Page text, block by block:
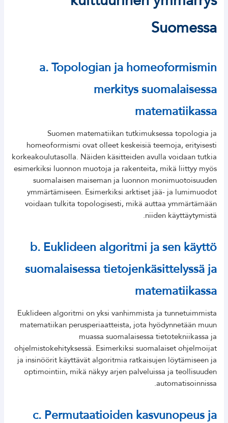
Suomessa
a. Topologian ja homeoformismin
merkitys suomalaisessa
matematiikassa
Suomen matematiikan tutkimuksessa topologia ja
homeoformismi ovat olleet keskeisiä teemoja, erityisesti
korkeakoulutasolla. Näiden käsitteiden avulla voidaan tutkia
esimerkiksi luonnon muotoja ja rakenteita, mikä liittyy myös
suomalaisen maiseman ja luonnon monimuotoisuuden
ymmärtämiseen. Esimerkiksi arktiset jää- ja lumimuodot
voidaan tulkita topologisesti, mikä auttaa ymmärtämään
niiden käyttäytymistä.
b. Euklideen algoritmi ja sen käyttö
suomalaisessa tietojenkäsittelyssä ja
matematiikassa
Euklideen algoritmi on yksi vanhimmista ja tunnetuimmista
matematiikan perusperiaatteista, jota hyödynnetään muun
muassa suomalaisessa tietotekniikassa ja
ohjelmistokehityksessä. Esimerkiksi suomalaiset ohjelmoijat
ja insinöörit käyttävät algoritmia ratkaisujen löytämiseen ja
optimointiin, mikä näkyy arjen palveluissa ja teollisuuden
automatisoinnissa.
c. Permutaatioiden kasvunopeus ja